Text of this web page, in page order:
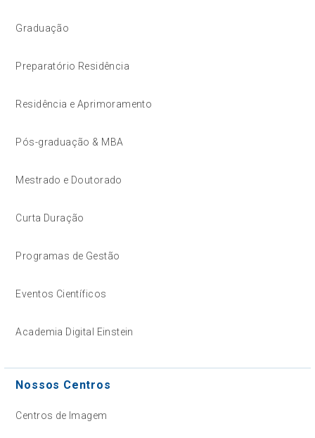
Graduação
Preparatório Residência
Residência e Aprimoramento
Pós-graduação & MBA
Mestrado e Doutorado
Curta Duração
Programas de Gestão
Eventos Científicos
Academia Digital Einstein
Nossos Centros
Centros de Imagem